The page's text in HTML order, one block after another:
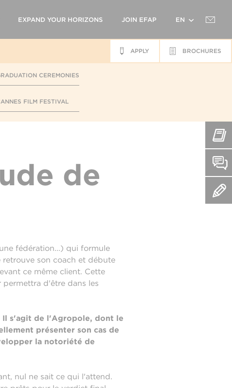
EXPAND YOUR HORIZONS JOIN EFAP EN
BROCHURES
APPLY
CEREMONIES
FILM FESTIVAL
de
fédération...) qui formule
son coach et débute
ce même client. Cette
d'être dans les
Il s'agit de l'Agropole, dont le
présenter son cas de
la notoriété de
nul ne sait ce qui l'attend.